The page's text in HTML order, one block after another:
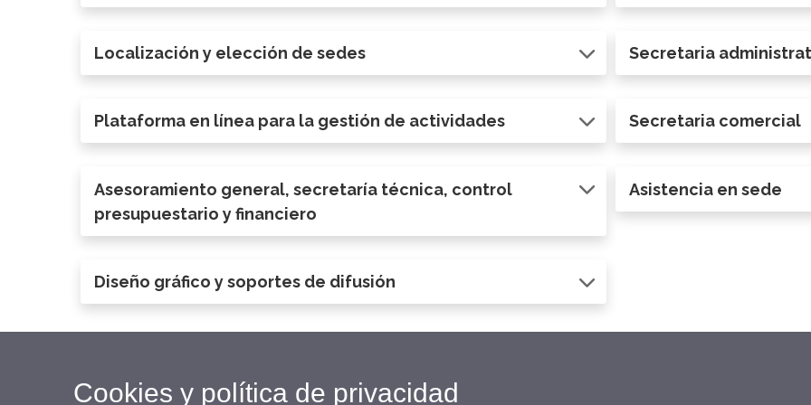
Localización y elección de sedes
Plataforma en línea para la gestión de actividades
Asesoramiento general, secretaría técnica, control
presupuestario y financiero
Diseño gráfico y soportes de difusión
Secretaria
Secretaria comercial
Asistencia en sede
Cookies y política de privacidad